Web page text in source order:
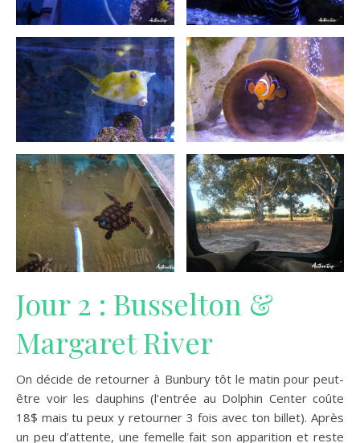
Jour 2 : Busselton &
Margaret River
On décide de retourner à Bunbury tôt le matin pour peut-
être voir les dauphins (l’entrée au Dolphin Center coûte
18$ mais tu peux y retourner 3 fois avec ton billet). Après
un peu d’attente, une femelle fait son apparition et reste